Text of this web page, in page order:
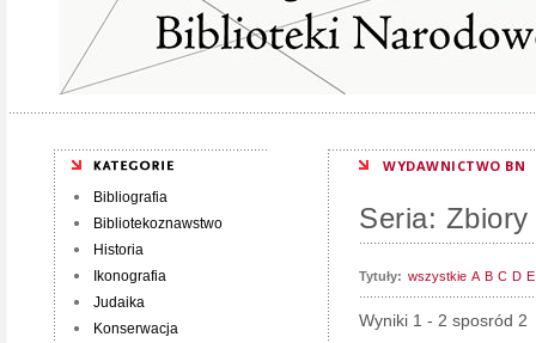
Bibliografia
Bibliotekoznawstwo
Historia
Ikonografia
Judaika
Konserwacja
WYDAWNICTWO BN
Seria:
Tytuły: wszystkie A B C D E
Wyniki 1 - 2 sposród 2